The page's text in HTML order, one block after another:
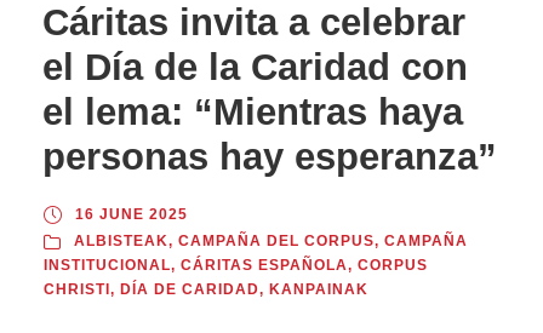
Cáritas invita a celebrar
el Día de la Caridad con
el lema: “Mientras haya
personas hay esperanza”
16 JUNE 2025
ALBISTEAK, CAMPAÑA DEL CORPUS, CAMPAÑA
INSTITUCIONAL, CÁRITAS ESPAÑOLA, CORPUS
CHRISTI , DÍA DE CARIDAD, KANPAINAK